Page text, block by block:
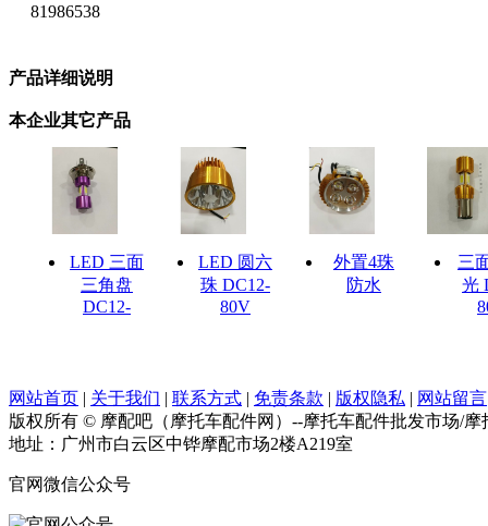
81986538
产品详细说明
本企业其它产品
LED 三面
三角盘
DC12-
LED 圆六
珠 DC12-
80V
外置4珠
防水
三
光
网站首页 | 关于我们 | 联系方式 | 免责条款 | 版权隐私 | 网站留言
版权所有 © 摩配吧（摩托车配件网）--摩托车配件批发市场/摩
地址：广州市白云区中铧摩配市场2楼A219室
官网微信公众号